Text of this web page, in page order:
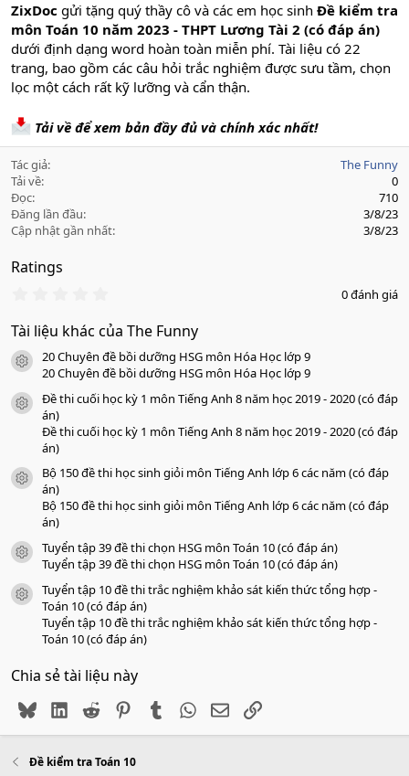
ZixDoc gửi tặng quý thầy cô và các em học sinh Đề kiểm tra
môn Toán 10 năm 2023 - THPT Lương Tài 2 (có đáp án)
dưới định dạng word hoàn toàn miễn phí. Tài liệu có 22
trang, bao gồm các câu hỏi trắc nghiệm được sưu tầm, chọn
lọc một cách rất kỹ lưỡng và cẩn thận.
Tải về để xem bản đầy đủ và chính xác nhất!
Tác giả
The Funny
Tải về
0
Đọc
710
Đăng lần đầu
3/8/23
Cập nhật gần nhất
3/8/23
Ratings
0
0
s
a
o
0 đánh giá
Tài liệu khác của The Funny
icon tài liệu
20 Chuyên đề bồi dưỡng HSG môn Hóa Học lớp 9
20 Chuyên đề bồi dưỡng HSG môn Hóa Học lớp 9
icon tài liệu
Đề thi cuối học kỳ 1 môn Tiếng Anh 8 năm học 2019 - 2020 (có đáp
án)
Đề thi cuối học kỳ 1 môn Tiếng Anh 8 năm học 2019 - 2020 (có đáp
án)
icon tài liệu
Bộ 150 đề thi học sinh giỏi môn Tiếng Anh lớp 6 các năm (có đáp
án)
Bộ 150 đề thi học sinh giỏi môn Tiếng Anh lớp 6 các năm (có đáp
án)
icon tài liệu
Tuyển tập 39 đề thi chọn HSG môn Toán 10 (có đáp án)
Tuyển tập 39 đề thi chọn HSG môn Toán 10 (có đáp án)
icon tài liệu
Tuyển tập 10 đề thi trắc nghiệm khảo sát kiến thức tổng hợp -
Toán 10 (có đáp án)
Tuyển tập 10 đề thi trắc nghiệm khảo sát kiến thức tổng hợp -
Toán 10 (có đáp án)
Chia sẻ tài liệu này
BlueskyLinkedIn
Reddit PinterestTumblr WhatsApp
EmailLink
Đề kiểm tra Toán 10